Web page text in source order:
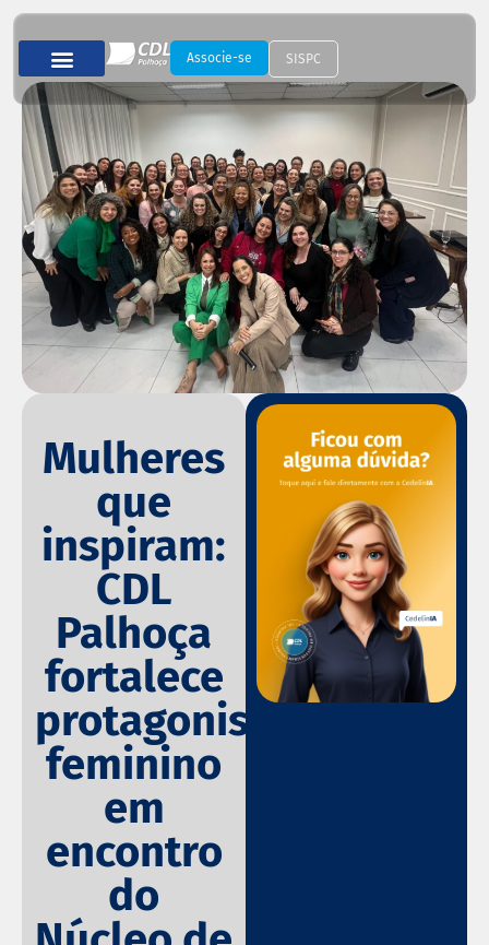
Associe-se SISPC
Mulheres
que
inspiram:
CDL
Palhoça
fortalece
protagonismo
feminino
em
encontro
do